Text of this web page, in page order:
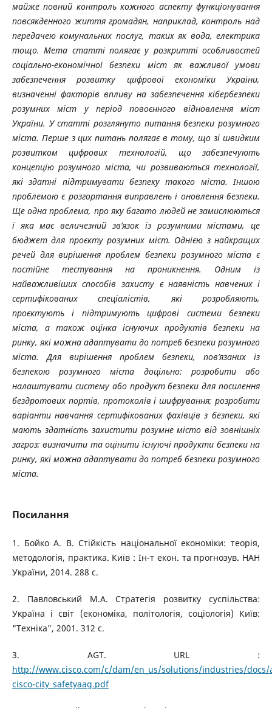
майже повний контроль кожного аспекту функціонування
повсякденного життя громадян, наприклад, контроль над
передачею комунальних послуг, таких як вода, електрика
тощо. Мета статті полягає у розкритті особливостей
соціально-економічної безпеки міст як важливої умови
забезпечення розвитку цифрової економіки України,
визначенні факторів впливу на забезпечення кібербезпеки
розумних міст у період повоєнного відновлення міст
України. У статті розглянуто питання безпеки розумного
міста. Перше з цих питань полягає в тому, що зі швидким
розвитком цифрових технологій, що забезпечують
концепцію розумного міста, чи розвиваються технології,
які здатні підтримувати безпеку такого міста. Іншою
проблемою є розгортання виправлень і оновлення безпеки.
Ще одна проблема, про яку багато людей не замислюються
і яка має величезний зв’язок із розумними містами, це
бюджет для проєкту розумних міст. Однією з найкращих
речей для вирішення проблем безпеки розумного міста є
постійне тестування на проникнення. Одним із
найважливіших способів захисту є наявність навчених і
сертифікованих спеціалістів, які розробляють,
проєктують і підтримують цифрові системи безпеки
міста, а також оцінка існуючих продуктів безпеки на
ринку, які можна адаптувати до потреб безпеки розумного
міста. Для вирішення проблем безпеки, пов’язаних із
безпекою розумного міста доцільно: розробити або
налаштувати систему або продукт безпеки для посилення
бездротових портів, протоколів і шифрування; розробити
варіанти навчання сертифікованих фахівців з безпеки, які
мають здатність захистити розумне місто від зовнішніх
загроз; визначити та оцінити існуючі продукти безпеки на
ринку, які можна адаптувати до потреб безпеки розумного
міста.
Посилання
1. Бойко А. В. Стійкість національної економіки: теорія,
методологія, практика. Київ : Ін-т екон. та прогнозув. НАН
України, 2014. 288 с.
2. Павловський М.А. Стратегія розвитку суспільства:
Україна і світ (економіка, політологія, соціологія) Київ:
"Техніка", 2001. 312 с.
3. AGT. URL :
http://www.cisco.com/c/dam/en_us/solutions/industries/docs/
cisco-city_safetyaag.pdf